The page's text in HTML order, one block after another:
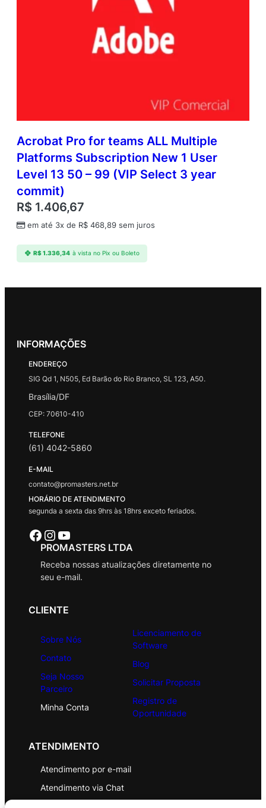
Acrobat Pro for teams ALL Multiple
Platforms Subscription New 1 User
Level 13 50 – 99 (VIP Select 3 year
commit)
R$ 1.406,67
em até 3x de R$ 468,89 sem juros
R$1.336,34 à vista no Pix ou Boleto
INFORMAÇÕES
ENDEREÇO
SIG Qd 1, N505, Ed Barão do Rio Branco, SL 123, A50.
Brasília/DF
CEP: 70610-410
TELEFONE
(61) 4042-5860
E-MAIL
contato@promasters.net.br
HORÁRIO DE ATENDIMENTO
segunda a sexta das 9hrs às 18hrs exceto feriados.
Facebook Instagram Youtube
PROMASTERS LTDA
Receba nossas atualizações diretamente no
seu e-mail.
CLIENTE
Sobre Nós
Contato
Seja Nosso
Parceiro
Minha Conta
Licenciamento de
Software
Blog
Solicitar Proposta
Registro de
Oportunidade
ATENDIMENTO
Atendimento por e-mail
Atendimento via Chat